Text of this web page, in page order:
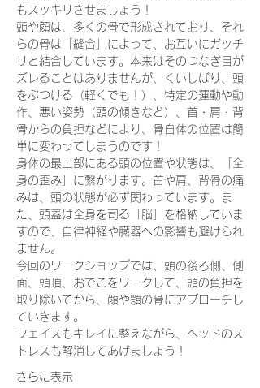
もスッキリさせましょう！
頭や顔は、多くの骨で形成されており、それ
らの骨は「縫合」によって、お互いにガッチ
リと結合しています。本来はそのつなぎ目が
ズレることはありませんが、くいしばり、頭
をぶつける（軽くでも！）、特定の運動や動
作、悪い姿勢（頭の傾きなど）、首・肩・背
骨からの負担などにより、骨自体の位置は簡
単に変わってしまうのです！
身体の最上部にある頭の位置や状態は、「全
身の歪み」に繋がります。首や肩、背骨の痛
みは、頭の状態が必ず関わっています。ま
た、頭蓋は全身を司る「脳」を格納していま
すので、自律神経や臓器への影響も避けられ
ません。
今回のワークショップでは、頭の後ろ側、側
面、頭頂、おでこをワークして、頭の負担を
取り除いてから、顔や顎の骨にアプローチし
ていきます。
フェイスもキレイに整えながら、ヘッドのス
トレスも解消してあげましょう！
さらに表示